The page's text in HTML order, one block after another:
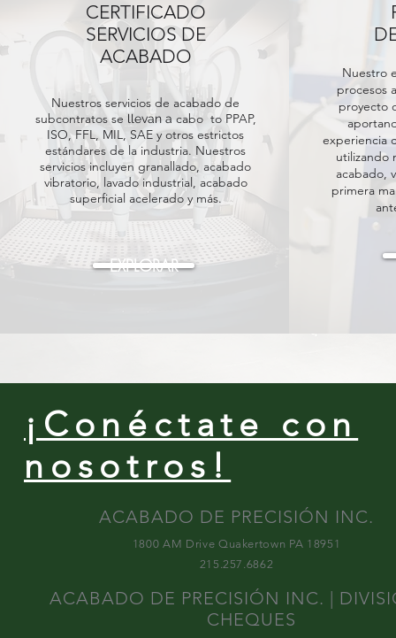
CERTIFICADO
SERVICIOS DE
ACABADO
Nuestros servicios de acabado de
subcontratos se llevan a cabo to PPAP,
ISO, FFL, MIL, SAE y otros estrictos
estándares de la industria. Nuestros
servicios incluyen granallado, acabado
vibratorio, lavado industrial, acabado
superficial acelerado y más.
EXPLORAR
Nuestro
procesos
proyecto
experiencia
utilizando
acabado,
primera
¡Conéctate con
nosotros!
ACABADO DE PRECISIÓN INC.
1800 AM Drive Quakertown PA 18951
215.257.6862
ACABADO DE PRECISIÓN INC. |
CHEQUES